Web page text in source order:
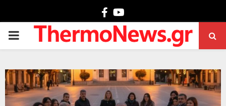
Facebook
PRIMARY